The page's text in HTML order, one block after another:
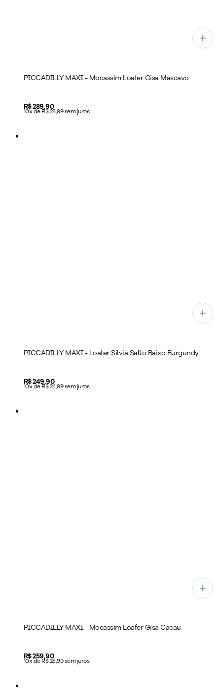
PICCADILLY MAXI - Mocassim Loafer Gisa Mascavo
Price:
R$ 289,90
10x de R$ 28,99 sem juros
PICCADILLY MAXI - Loafer Silvia Salto Baixo Burgundy
Price:
R$ 249,90
10x de R$ 24,99 sem juros
PICCADILLY MAXI - Mocassim Loafer Gisa Cacau
Price:
R$ 259,90
10x de R$ 25,99 sem juros